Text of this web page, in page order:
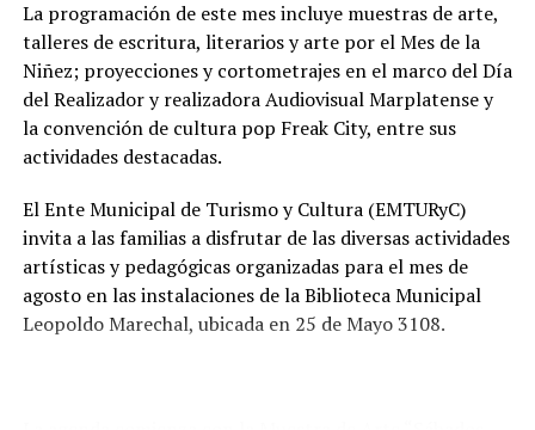
vecinos.
Tras la apertura de sobres, el expediente continuará su
recorrido administrativo con la intervención de la
Comisión de Estudio de Ofertas y Adjudicación, que
tendrá a su cargo la evaluación de las propuestas
obra.
La programación de este mes incluye muestras de arte,
talleres de escritura, literarios y arte por el Mes de la
Niñez; proyecciones y cortometrajes en el marco del Día
del Realizador y realizadora Audiovisual Marplatense y
la convención de cultura pop Freak City, entre sus
actividades destacadas.
El Ente Municipal de Turismo y Cultura (EMTURyC)
invita a las familias a disfrutar de las diversas actividades
artísticas y pedagógicas organizadas para el mes de
agosto en las instalaciones de la Biblioteca Municipal
Leopoldo Marechal, ubicada en 25 de Mayo 3108.